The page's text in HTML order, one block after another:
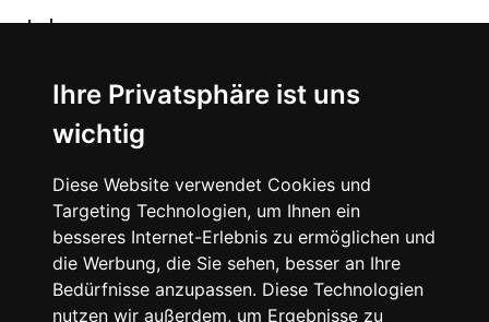
Ihre Privatsphäre ist uns
wichtig
Diese Website verwendet Cookies und
Targeting Technologien, um Ihnen ein
besseres Internet-Erlebnis zu ermöglichen und
die Werbung, die Sie sehen, besser an Ihre
Bedürfnisse anzupassen. Diese Technologien
nutzen wir außerdem, um Ergebnisse zu
Jobs
Instagram
Facebook
Vimeo